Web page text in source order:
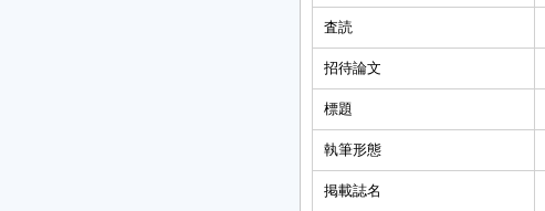
査読
招待論文
標題
執筆形態
掲載誌名